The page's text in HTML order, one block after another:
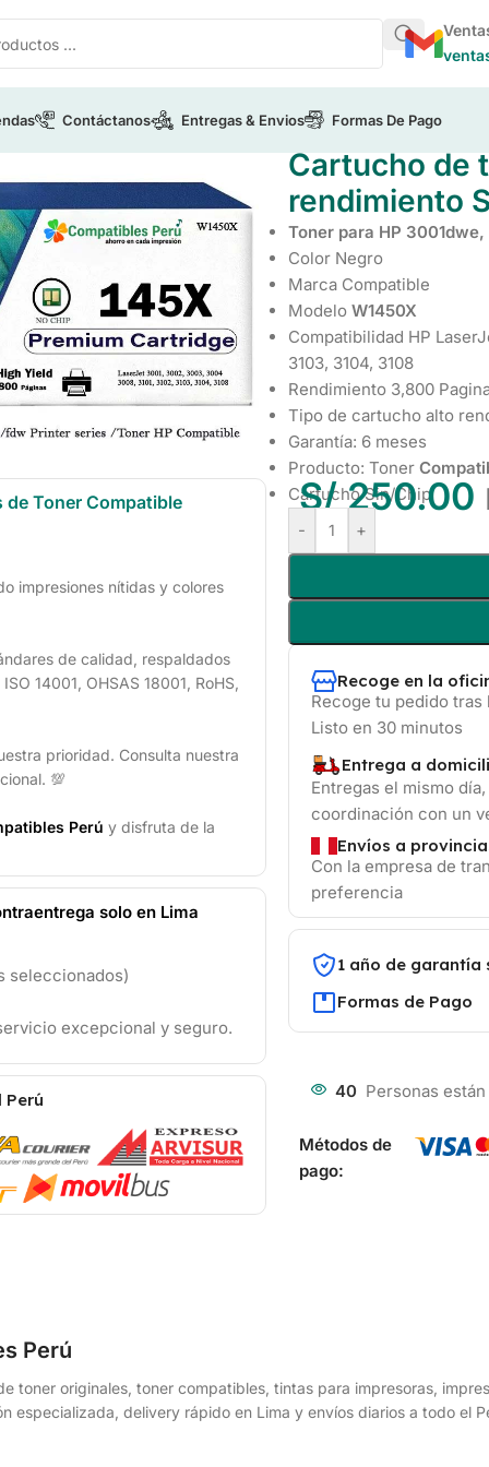
Contáctanos Entregas & Envios Formas De Pago
Toner Compatible
impresiones nítidas y colores
de calidad, respaldados
14001, OHSAS 18001, RoHS,
prioridad. Consulta nuestra
💯
Perú y disfruta de la
solo en Lima
seleccionados)
excepcional y seguro.
Perú
Cartucho de
rendimiento
Toner para HP
Color Negro
Marca Compatible
Modelo W1450X
Compatibilidad HP
3103, 3104, 3108
Rendimiento 3,800
Tipo de cartucho alto
Garantía: 6 meses
Producto: Toner
Cartucho Sin/Chip
S/250.00
- +
Recoge en la
Recoge tu pedido
Listo en 30 minutos
Entrega a
Entregas el mismo
coordinación con un
Envíos a
Con la empresa de
preferencia
1 año de
Formas de Pago
40 Personas
Métodos de
pago:
Perú
toner originales, toner compatibles, tintas para impresoras,
especializada, delivery rápido en Lima y envíos diarios a todo el